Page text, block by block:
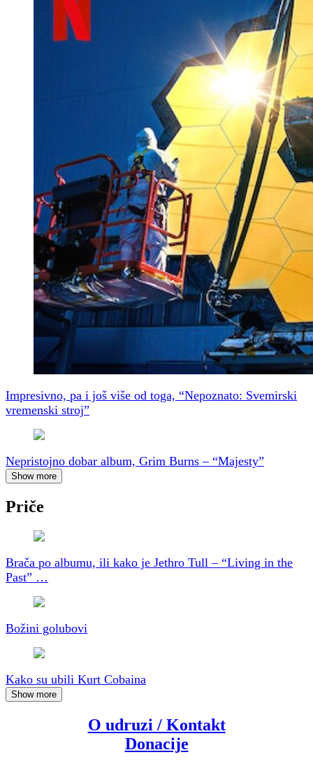
Impresivno, pa i još više od toga, “Nepoznato: Svemirski
vremenski stroj”
Nepristojno dobar album, Grim Burns – “Majesty”
Show more
Priče
Brača po albumu, ili kako je Jethro Tull – “Living in the
Past” …
Božini golubovi
Kako su ubili Kurt Cobaina
Show more
O udruzi / Kontakt
Donacije